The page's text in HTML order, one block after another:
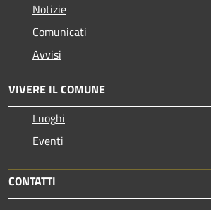
Notizie
Comunicati
Avvisi
VIVERE IL COMUNE
Luoghi
Eventi
CONTATTI